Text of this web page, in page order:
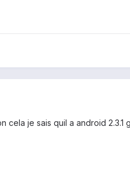
je sais quil a android